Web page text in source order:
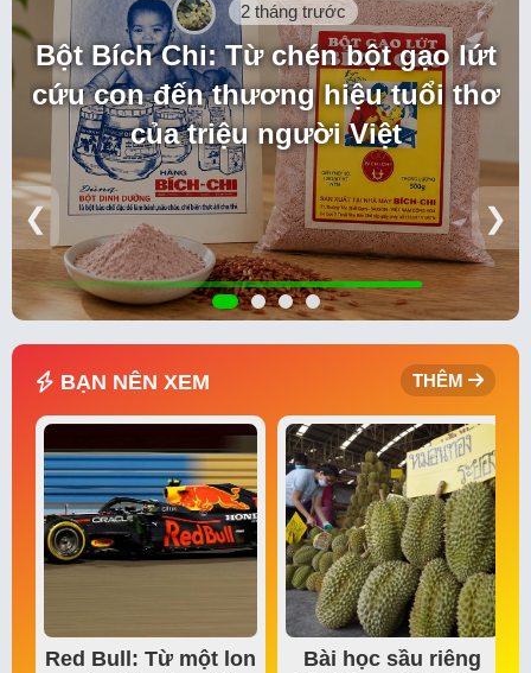
2 tháng trước
Bột Bích Chi: Từ chén bột gạo lứt
cứu con đến thương hiệu tuổi thơ
của triệu người Việt
❮ ❯
BẠN NÊN XEM THÊM
Red Bull: Từ một lon
Bài học sầu riêng